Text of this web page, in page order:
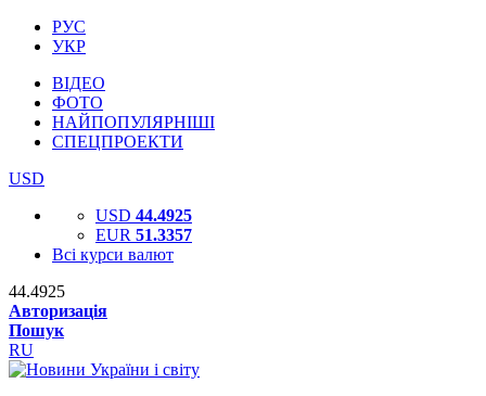
РУС
УКР
ВІДЕО
ФОТО
НАЙПОПУЛЯРНІШІ
СПЕЦПРОЕКТИ
USD
USD 44.4925
EUR 51.3357
Всі курси валют
44.4925
Авторизація
Пошук
RU